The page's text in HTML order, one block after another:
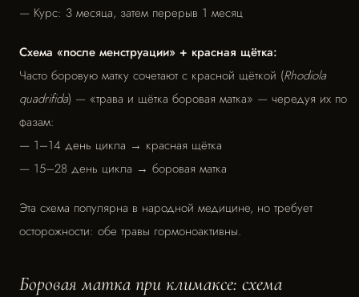
— Курс: 3 месяца, затем перерыв 1 месяц
Схема «после менструации» + красная щётка:
Часто боровую матку сочетают с красной щёткой (Rhodiola
quadrifida) — «трава и щётка боровая матка» — чередуя их по
фазам:
— 1–14 день цикла → красная щётка
— 15–28 день цикла → боровая матка
Эта схема популярна в народной медицине, но требует
осторожности: обе травы гормоноактивны.
Боровая матка при климаксе: схема